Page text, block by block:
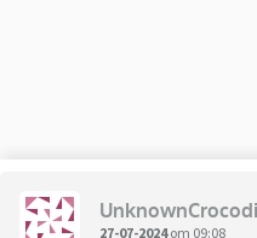
27-07-2024om 09:08